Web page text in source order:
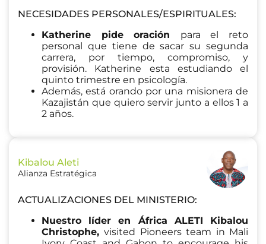
NECESIDADES PERSONALES/ESPIRITUALES:
Katherine pide oración para el reto
personal que tiene de sacar su segunda
carrera, por tiempo, compromiso, y
provisión. Katherine esta estudiando el
quinto trimestre en psicología.
Además, está orando por una misionera de
Kazajistán que quiero servir junto a ellos 1 a
2 años.
Kibalou Aleti
Alianza Estratégica
ACTUALIZACIONES DEL MINISTERIO:
Nuestro líder en África ALETI Kibalou
Christophe,visited Pioneers team in Mali